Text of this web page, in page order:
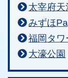
太宰府天
みずほ
福岡タワ
大濠公園